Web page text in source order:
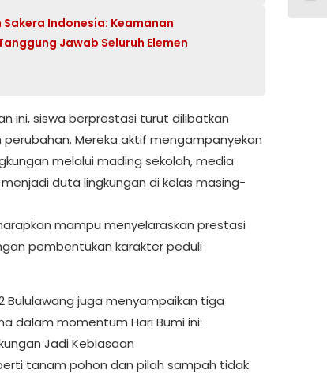
Sakera Indonesia: Keamanan
Jawab Seluruh Elemen
ini, siswa berprestasi turut dilibatkan
Mereka aktif mengampanyekan
melalui mading sekolah, media
duta lingkungan di kelas masing-
mampu menyelaraskan prestasi
pembentukan karakter peduli
Bululawang juga menyampaikan tiga
dalam momentum Hari Bumi ini:
Jadi Kebiasaan
tanam pohon dan pilah sampah tidak